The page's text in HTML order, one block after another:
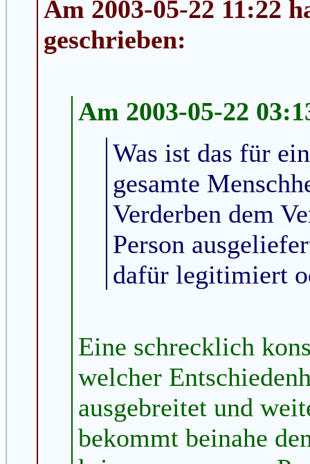
Am 2003-05-22 11:22
geschrieben:
Am 2003-05-22
Was ist das für
gesamte
Verderben dem
Person
dafür legitimiert
Eine schrecklich
welcher
ausgebreitet und
bekommt beinahe